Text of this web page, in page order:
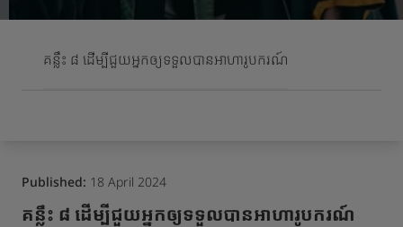
គន្លឹះ ៨ ដើម្បីជួយអ្នកឲ្យទទួលបានអាហារូបករណ៍
Published: 18 April 2024
គន្លឹះ ៨ ដើម្បីជួយអ្នកឲ្យទទួលបានអាហារូបករណ៍